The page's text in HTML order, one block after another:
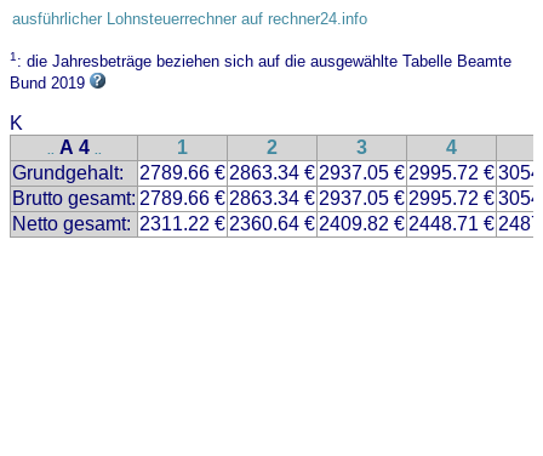
ausführlicher Lohnsteuerrechner auf rechner24.info
1: die Jahresbeträge beziehen sich auf die ausgewählte Tabelle Beamte
Bund 2019
K
.. A 4 .. 1 2 3 4
Grundgehalt:
2789.66 € 2863.34 € 2937.05 € 2995.72 €
Brutto gesamt: 2789.66 € 2863.34 € 2937.05 € 2995.72 €
Netto gesamt: 2311.22 € 2360.64 € 2409.82 € 2448.71 €